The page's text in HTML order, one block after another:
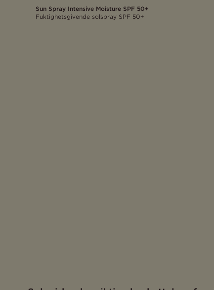
Sun Spray Intensive Moisture SPF 50+
Fuktighetsgivende solspray SPF 50+